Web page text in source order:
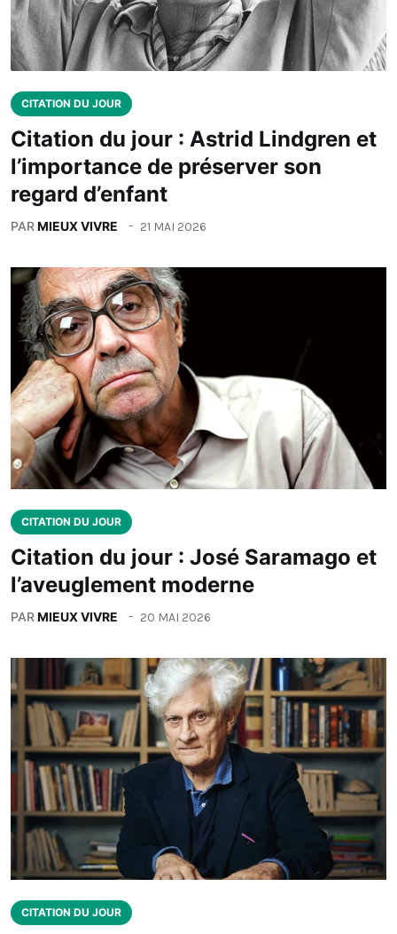
CITATION DU JOUR
Citation du jour : Astrid Lindgren et
l’importance de préserver son
regard d’enfant
PARMIEUX VIVRE 21 MAI 2026
CITATION DU JOUR
Citation du jour : José Saramago et
l’aveuglement moderne
PARMIEUX VIVRE 20 MAI 2026
CITATION DU JOUR